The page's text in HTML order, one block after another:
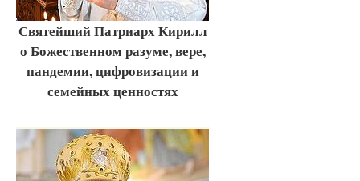
Святейший Патриарх Кирилл
о Божественном разуме, вере,
пандемии, цифровизации и
семейных ценностях